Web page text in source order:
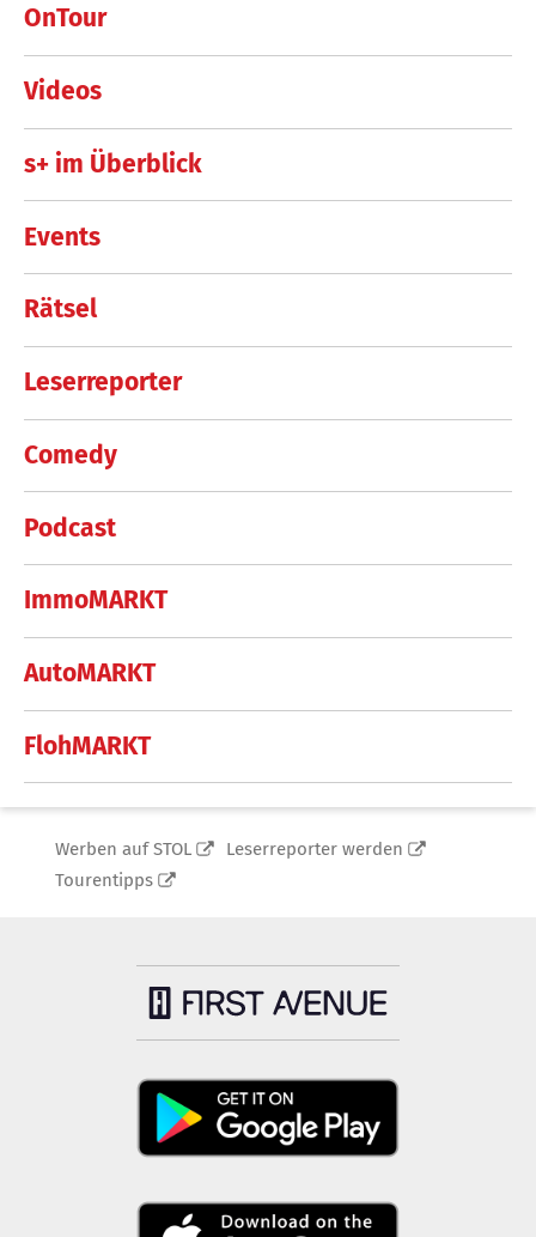
OnTour
Videos
s+ im Überblick
Events
Rätsel
Leserreporter
Comedy
Podcast
ImmoMARKT
AutoMARKT
FlohMARKT
Werben auf STOL
Leserreporter werden
Tourentipps